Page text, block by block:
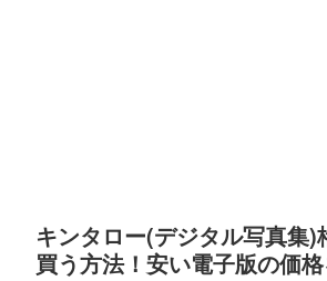
キンタロー(デジタル写真集)
買う方法！安い電子版の価格